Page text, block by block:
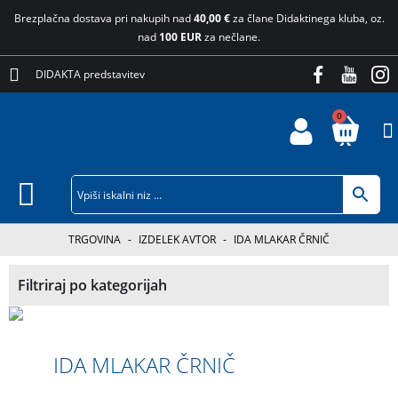
Brezplačna dostava pri nakupih nad40,00 €za člane Didaktinega kluba, oz.
nad 100 EURza nečlane.
DIDAKTA predstavitev
0
TRGOVINA - IZDELEK AVTOR - IDA MLAKAR ČRNIČ
Filtriraj po kategorijah
IDA MLAKAR ČRNIČ